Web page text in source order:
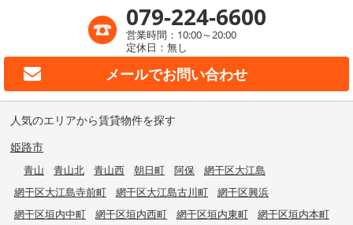
079-224-6600
営業時間：10:00～20:00
定休日：無し
メールでお問い合わせ
人気のエリアから賃貸物件を探す
姫路市
青山 青山北 青山西 朝日町 阿保
網干区大江島
網干区大江島寺前町
網干区大江島古川町
網干区興浜
網干区垣内中町
網干区垣内西町 網干区垣内東町
網干区垣内本町